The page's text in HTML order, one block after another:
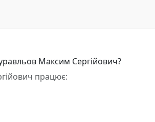
Максим Сергійович?
працює: